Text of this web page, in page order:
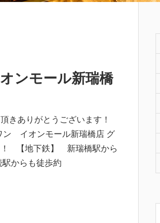
ンモール新瑞橋
きありがとうございます！
イオンモール新瑞橋店 グ
！ 【地下鉄】 新瑞橋駅から
からも徒歩約